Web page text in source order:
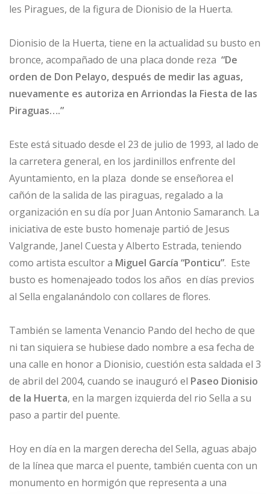
les Piragues, de la figura de Dionisio de la Huerta.
Dionisio de la Huerta, tiene en la actualidad su busto en
bronce, acompañado de una placa donde reza “De
orden de Don Pelayo, después de medir las aguas,
nuevamente es autoriza en Arriondas la Fiesta de las
Piraguas….”
Este está situado desde el 23 de julio de 1993, al lado de
la carretera general, en los jardinillos enfrente del
Ayuntamiento, en la plaza donde se enseñorea el
cañón de la salida de las piraguas, regalado a la
organización en su día por Juan Antonio Samaranch. La
iniciativa de este busto homenaje partió de Jesus
Valgrande, Janel Cuesta y Alberto Estrada, teniendo
como artista escultor a Miguel García “Ponticu”. Este
busto es homenajeado todos los años en días previos
al Sella engalanándolo con collares de flores.
También se lamenta Venancio Pando del hecho de que
ni tan siquiera se hubiese dado nombre a esa fecha de
una calle en honor a Dionisio, cuestión esta saldada el 3
de abril del 2004, cuando se inauguró el Paseo Dionisio
de la Huerta, en la margen izquierda del rio Sella a su
paso a partir del puente.
Hoy en día en la margen derecha del Sella, aguas abajo
de la línea que marca el puente, también cuenta con un
monumento en hormigón que representa a una